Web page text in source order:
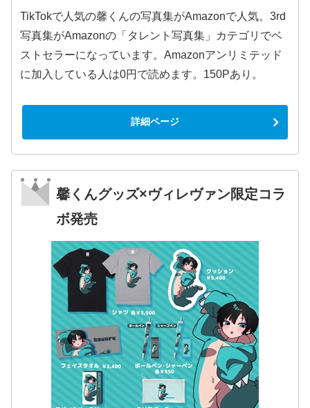
TikTokで人気の馨くんの写真集がAmazonで人気。3rd
写真集がAmazonの「タレント写真集」カテゴリでベ
ストセラーになっています。Amazonアンリミテッド
に加入している人は0円で読めます。150Pあり。
詳細ページ
馨くんグッズ×ヴィレヴァン限定コラ
ボ発売